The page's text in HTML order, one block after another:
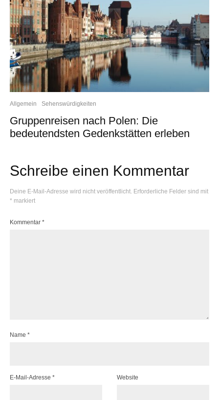
Allgemein Sehenswürdigkeiten
Gruppenreisen nach Polen: Die
bedeutendsten Gedenkstätten erleben
Schreibe einen Kommentar
Deine E-Mail-Adresse wird nicht veröffentlicht. Erforderliche Felder sind mit
* markiert
Kommentar *
Name *
E-Mail-Adresse * Website